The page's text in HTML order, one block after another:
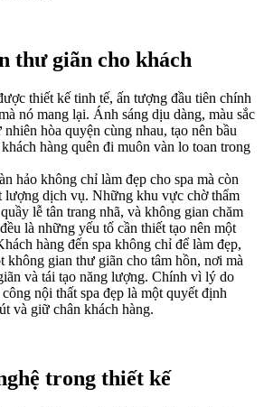
thư giãn cho khách
thiết kế tinh tế, ấn tượng đầu tiên chính
nó mang lại. Ánh sáng dịu dàng, màu sắc
hòa quyện cùng nhau, tạo nên bầu
hàng quên đi muôn vàn lo toan trong
hảo không chỉ làm đẹp cho spa mà còn
lượng dịch vụ. Những khu vực chờ thẩm
lễ tân trang nhã, và không gian chăm
là những yếu tố cần thiết tạo nên một
hàng đến spa không chỉ để làm đẹp,
không gian thư giãn cho tâm hồn, nơi mà
và tái tạo năng lượng. Chính vì lý do
nội thất spa đẹp là một quyết định
và giữ chân khách hàng.
trong thiết kế